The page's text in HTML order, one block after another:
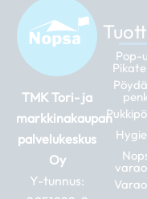
TMK Tori- ja
markkinakaupan
palvelukeskus
Oy
Y-tunnus:
Pop-